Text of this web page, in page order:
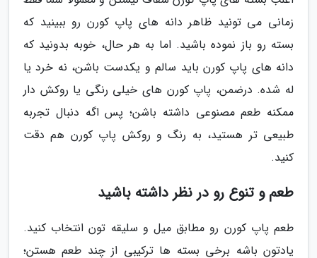
زمانی می تونید ظاهر دانه های پاپ کورن رو ببینید که
بسته رو باز نموده باشید. اما به هر حال، خوبه بدونید که
دانه های پاپ کورن باید سالم و یکدست باشن، نه خرد یا
له شده. درضمن، پاپ کورن های خیلی رنگی یا روکش دار
ممکنه طعم مصنوعی داشته باشن؛ پس اگه دنبال تجربه
طبیعی تر هستید، به رنگ و روکش پاپ کورن هم دقت
کنید.
طعم و تنوع رو در نظر داشته باشید
طعم پاپ کورن رو مطابق میل و سلیقه تون انتخاب کنید.
یادتون باشه برخی بسته ها ترکیبی از چند طعم هستن؛